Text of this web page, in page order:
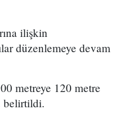
ilişkin
düzenlemeye devam
metreye 120 metre
belirtildi.